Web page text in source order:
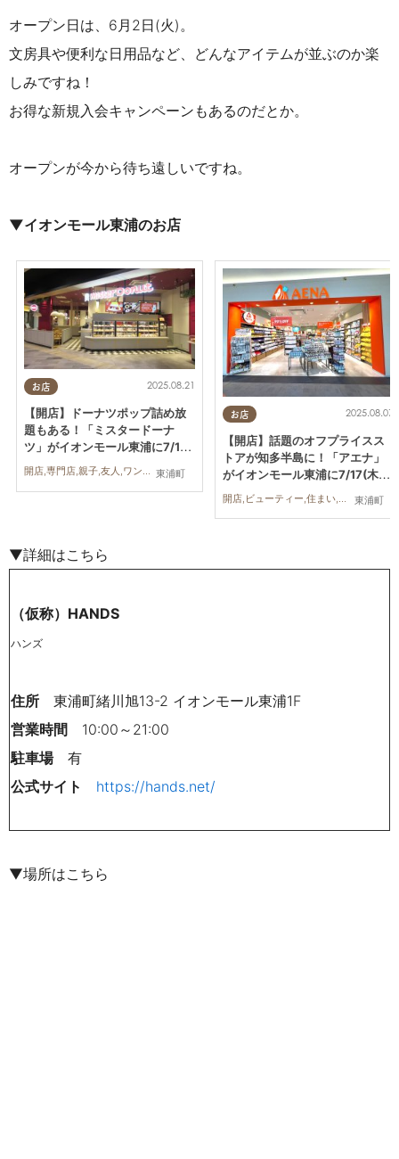
オープン日は、6月2日(火)。
文房具や便利な日用品など、どんなアイテムが並ぶのか楽
しみですね！
お得な新規入会キャンペーンもあるのだとか。
オープンが今から待ち遠しいですね。
▼イオンモール東浦のお店
お店
東浦町
2025.08.21
【開店】ドーナツポップ詰め放
題もある！「ミスタードーナ
ツ」がイオンモール東浦に7/18
(金)オープン
開店,専門店,親子,友人,ワンコイン
お店
東浦町
2025.08.07
【開店】話題のオフプライスス
トアが知多半島に！「アエナ」
がイオンモール東浦に7/17(木)
オープン
開店,ビューティー,住まい,雑貨,家族,おひとりさま,友人
▼詳細はこちら
（仮称）HANDS
ハンズ
住所 東浦町緒川旭13-2 イオンモール東浦1F
営業時間 10:00～21:00
駐車場有
公式サイト
https://hands.net/
▼場所はこちら